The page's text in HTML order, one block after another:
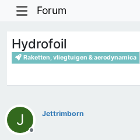
Forum
Hydrofoil
Raketten, vliegtuigen & aerodynamica
J
Offline
Jettrimborn